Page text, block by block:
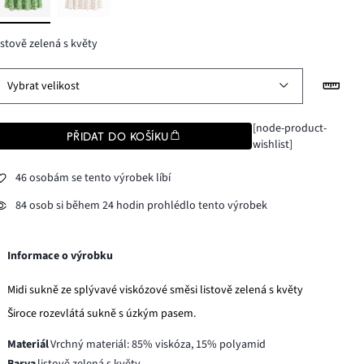
zelená s květy
Vybrat velikost
PŘIDAT DO KOŠÍKU
[node-product-
wishlist]
46 osobám se tento výrobek líbí
84 osob si během 24 hodin prohlédlo tento výrobek
Informace o výrobku
Midi sukně ze splývavé viskózové směsi listově zelená s květy
Široce rozevlátá sukně s úzkým pasem.
MateriálVrchný materiál: 85% viskóza, 15% polyamid